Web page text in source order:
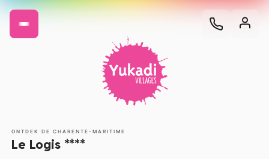
ONTDEK DE CHARENTE-MARITIME
Le Logis ****